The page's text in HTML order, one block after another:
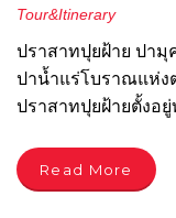
Tour&Itinerary
ปราสาทปุยฝ้าย ปามุ
ปาน้ำแร่โบราณแห่ง
ปราสาทปุยฝ้ายตั้งอ
Read More